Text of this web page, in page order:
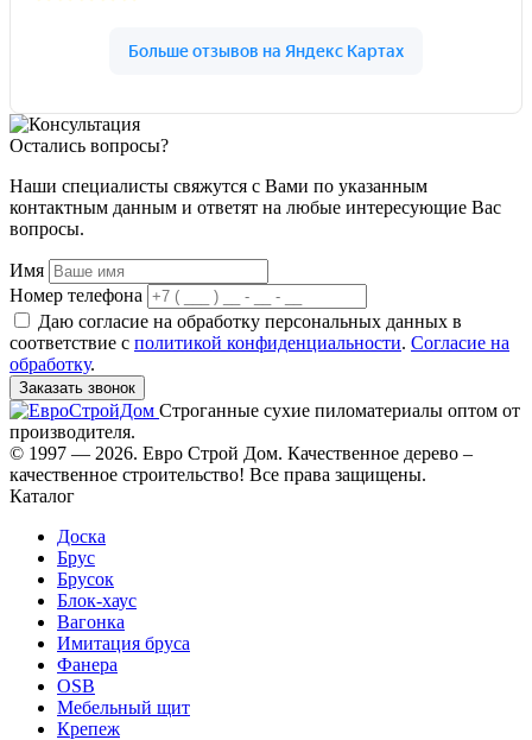
Остались вопросы?
Наши специалисты свяжутся с Вами по указанным
контактным данным и ответят на любые интересующие Вас
вопросы.
Имя
Номер телефона
Даю согласие на обработку персональных данных в
соответствие с политикой конфиденциальности. Согласие на
обработку.
Заказать звонок
Строганные сухие пиломатериалы оптом от
производителя.
© 1997 — 2026. Евро Строй Дом. Качественное дерево –
качественное строительство! Все права защищены.
Каталог
Доска
Брус
Брусок
Блок-хаус
Вагонка
Имитация бруса
Фанера
OSB
Мебельный щит
Крепеж